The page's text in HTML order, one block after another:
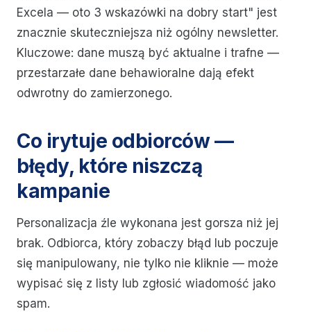
Excela — oto 3 wskazówki na dobry start" jest
znacznie skuteczniejsza niż ogólny newsletter.
Kluczowe: dane muszą być aktualne i trafne —
przestarzałe dane behawioralne dają efekt
odwrotny do zamierzonego.
Co irytuje odbiorców —
błędy, które niszczą
kampanie
Personalizacja źle wykonana jest gorsza niż jej
brak. Odbiorca, który zobaczy błąd lub poczuje
się manipulowany, nie tylko nie kliknie — może
wypisać się z listy lub zgłosić wiadomość jako
spam.